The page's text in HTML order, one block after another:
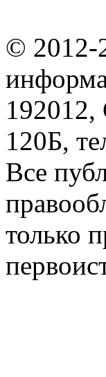
© 2012-
192012,
120Б,
Все
только